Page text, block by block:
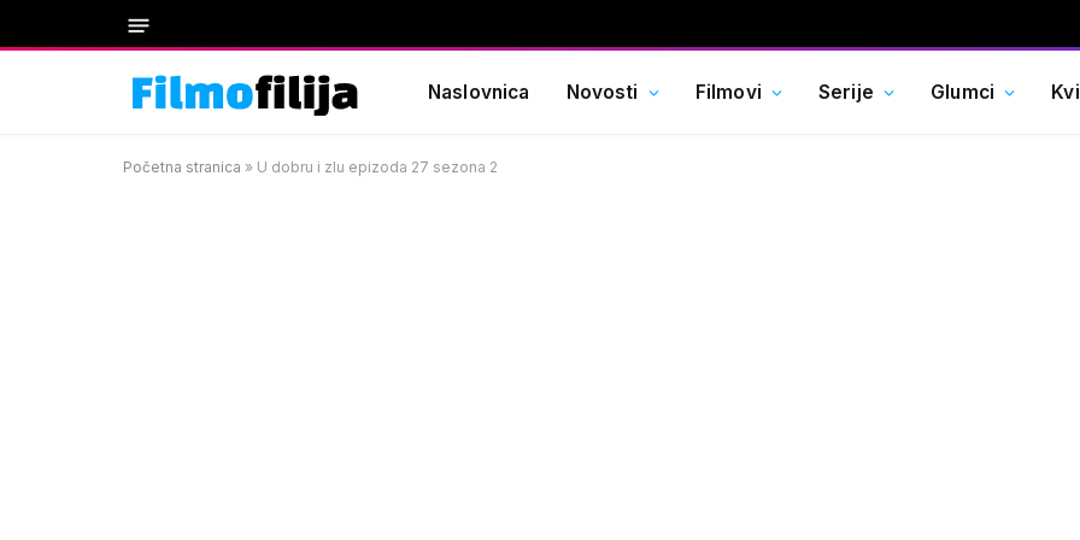
Naslovnica Novosti Filmovi Serije Glumci
Početna stranica » U dobru i zlu epizoda 27 sezona 2